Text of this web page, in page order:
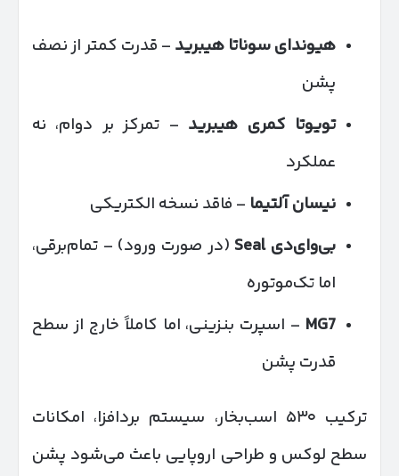
هیوندای سوناتا هیبرید – قدرت کمتر از نصف
پشن
تویوتا کمری هیبرید – تمرکز بر دوام، نه
عملکرد
نیسان آلتیما – فاقد نسخه الکتریکی
بی‌وای‌دی Seal
(در صورت ورود) – تمام‌برقی،
اما تک‌موتوره
MG7 – اسپرت بنزینی، اما کاملاً خارج از سطح
قدرت پشن
ترکیب ۵۳۰ اسب‌بخار، سیستم بردافزا، امکانات
سطح لوکس و طراحی اروپایی باعث می‌شود پشن